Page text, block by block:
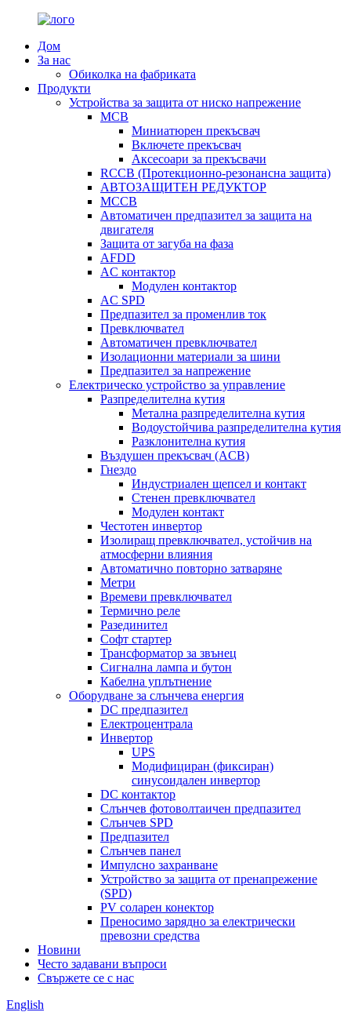
Дом
За нас
Обиколка на фабриката
Продукти
Устройства за защита от ниско напрежение
MCB
Миниатюрен прекъсвач
Включете прекъсвач
Аксесоари за прекъсвачи
RCCB (Протекционно-резонансна защита)
АВТОЗАЩИТЕН РЕДУКТОР
MCCB
Автоматичен предпазител за защита на
двигателя
Защита от загуба на фаза
AFDD
AC контактор
Модулен контактор
AC SPD
Предпазител за променлив ток
Превключвател
Автоматичен превключвател
Изолационни материали за шини
Предпазител за напрежение
Електрическо устройство за управление
Разпределителна кутия
Метална разпределителна кутия
Водоустойчива разпределителна кутия
Разклонителна кутия
Въздушен прекъсвач (ACB)
Гнездо
Индустриален щепсел и контакт
Стенен превключвател
Модулен контакт
Честотен инвертор
Изолиращ превключвател, устойчив на
атмосферни влияния
Автоматично повторно затваряне
Метри
Времеви превключвател
Термично реле
Разединител
Софт стартер
Трансформатор за звънец
Сигнална лампа и бутон
Кабелна уплътнение
Оборудване за слънчева енергия
DC предпазител
Електроцентрала
Инвертор
UPS
Модифициран (фиксиран)
синусоидален инвертор
DC контактор
Слънчев фотоволтаичен предпазител
Слънчев SPD
Предпазител
Слънчев панел
Импулсно захранване
Устройство за защита от пренапрежение
(SPD)
PV соларен конектор
Преносимо зарядно за електрически
превозни средства
Новини
Често задавани въпроси
Свържете се с нас
English